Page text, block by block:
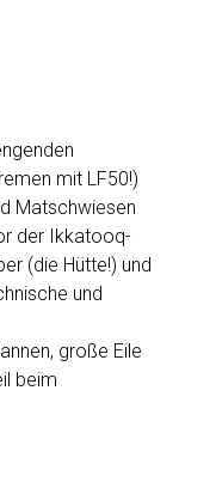
mit LF50!)
Matschwiesen
der Ikkatooq-
(die Hütte!) und
und
große Eile
beim